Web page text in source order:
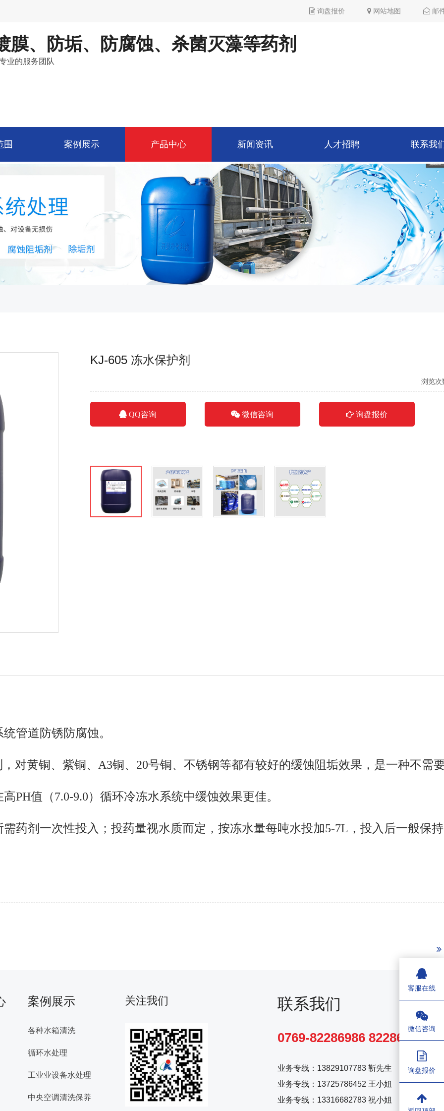
询盘报价 网站地图 邮
膜、防垢、防腐蚀、杀菌灭藻等药剂
业的服务团队
围 案例展示 产品中心 新闻资讯 人才招聘 联系我
KJ-605 冻水保护剂
浏览次
QQ咨询 微信咨询 询盘报价
管道防锈防腐蚀。
对黄铜、紫铜、A3铜、20号铜、不锈钢等都有较好的缓蚀阻垢效果，是一种不需
PH值（7.0-9.0）循环冷冻水系统中缓蚀效果更佳。
药剂一次性投入；投药量视水质而定，按冻水量每吨水投加5-7L，投入后一般保
案例展示
各种水箱清洗
循环水处理
工业业设备水处理
中央空调清洗保养
关注我们 联系我们
0769-82286986 82286980
业务专线： 13829107783 靳先生
业务专线： 13725786452 王小姐
业务专线： 13316682783 祝小姐
客服在线
微信咨询
询盘报价